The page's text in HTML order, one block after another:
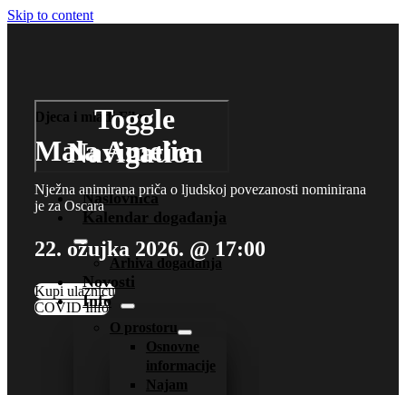
Skip to content
Toggle
Navigation
Naslovnica
Kalendar događanja
Arhiva događanja
Novosti
Info
O prostoru
Osnovne
informacije
Najam
Djeca i mladi Film
Mala Amelie
Nježna animirana priča o ljudskoj povezanosti nominirana
je za Oscara
22. ožujka 2026. @ 17:00
Kupi ulaznicu
COVID Info